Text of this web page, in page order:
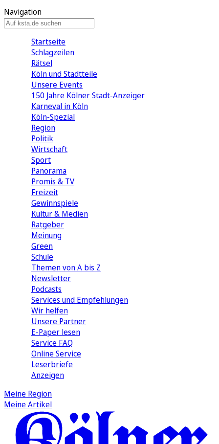
Navigation
Startseite
Schlagzeilen
Rätsel
Köln und Stadtteile
Unsere Events
150 Jahre Kölner Stadt-Anzeiger
Karneval in Köln
Köln-Spezial
Region
Politik
Wirtschaft
Sport
Panorama
Promis & TV
Freizeit
Gewinnspiele
Kultur & Medien
Ratgeber
Meinung
Green
Schule
Themen von A bis Z
Newsletter
Podcasts
Services und Empfehlungen
Wir helfen
Unsere Partner
E-Paper lesen
Service FAQ
Online Service
Leserbriefe
Anzeigen
Meine Region
Meine Artikel